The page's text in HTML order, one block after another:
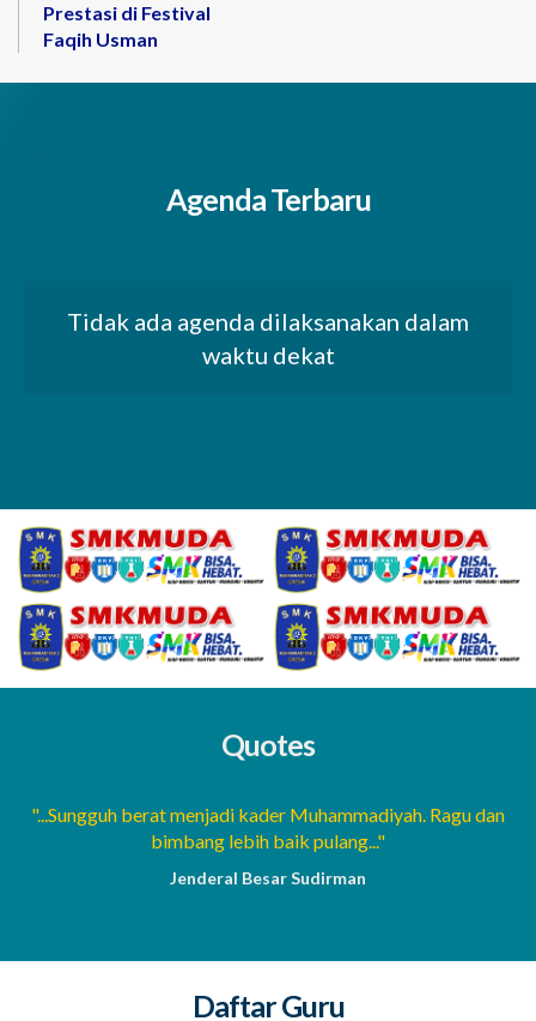
Prestasi di Festival
Faqih Usman
Agenda Terbaru
Tidak ada agenda dilaksanakan dalam
waktu dekat
Quotes
"...Sungguh berat menjadi kader Muhammadiyah. Ragu dan
bimbang lebih baik pulang..."
Jenderal Besar Sudirman
Daftar Guru